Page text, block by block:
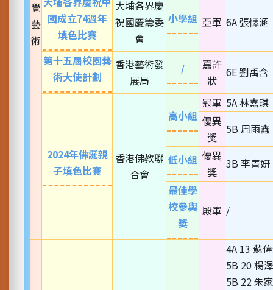
覺
藝
術
國成立74週年
填色比賽
大埔各界慶
祝國慶籌委
會
小學組 亞軍 6A 張懌涵
第十五屆校園藝
術大使計劃
香港藝術發
展局
/
嘉許
狀
6E 劉禹含
2024年佛誕親
子填色比賽
香港佛教聯
合會
高小組
冠軍 5A 林嘉琪
優異
獎
5B 周雨鑫
低小組 優異
獎
3B 李青妍
最佳學
校參與
獎
殿軍 /
4A 13 蘇
5B 20 楊
5B 22 朱